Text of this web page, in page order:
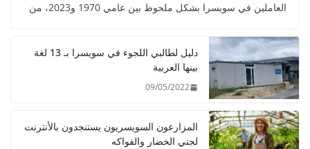
العاملين في سويسرا بشكل ملحوظ بين عامي 1970 و2023، من
دليل لطالبي اللجوء في سويسرا بـ 13 لغة
بينها العربية
09/05/2022
المزارعون السويسريون يستنجدون بالأنترنت
لجني الخضار والفواكه